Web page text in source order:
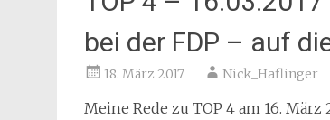
bei der FDP – auf
18. März 2017 Nick_Haflinger
Meine Rede zu TOP 4 am 16.